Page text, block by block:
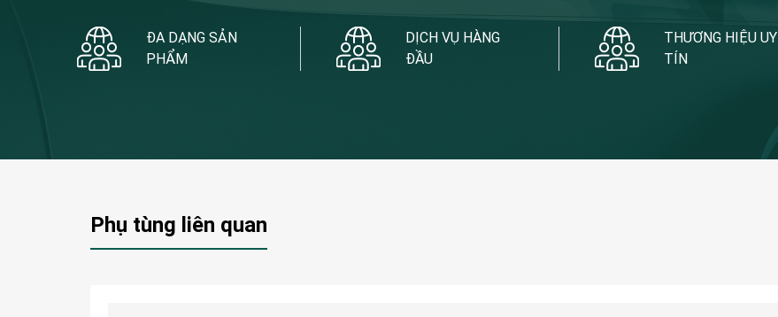
ĐA DẠNG SẢN
PHẨM
DỊCH VỤ HÀNG
ĐẦU
THƯƠNG HIỆU UY
TÍN
Phụ tùng liên quan